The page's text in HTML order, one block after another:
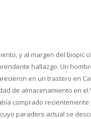
y al margen del biopic
hallazgo. Un
en un trastero en
de almacenamiento en
comprado
paradero actual se